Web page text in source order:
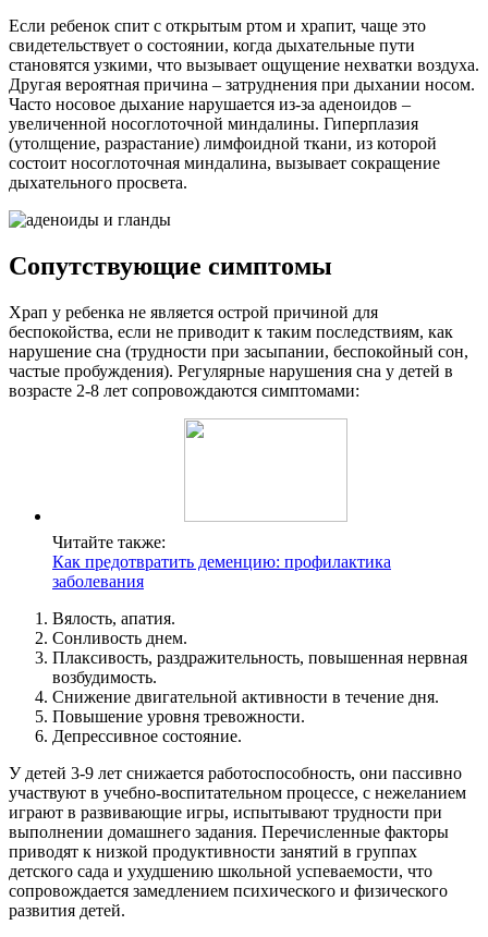
Если ребенок спит с открытым ртом и храпит, чаще это
свидетельствует о состоянии, когда дыхательные пути
становятся узкими, что вызывает ощущение нехватки воздуха.
Другая вероятная причина – затруднения при дыхании носом.
Часто носовое дыхание нарушается из-за аденоидов –
увеличенной носоглоточной миндалины. Гиперплазия
(утолщение, разрастание) лимфоидной ткани, из которой
состоит носоглоточная миндалина, вызывает сокращение
дыхательного просвета.
Сопутствующие симптомы
Храп у ребенка не является острой причиной для
беспокойства, если не приводит к таким последствиям, как
нарушение сна (трудности при засыпании, беспокойный сон,
частые пробуждения). Регулярные нарушения сна у детей в
возрасте 2-8 лет сопровождаются симптомами:
Читайте также:
Как предотвратить деменцию: профилактика
заболевания
Вялость, апатия.
Сонливость днем.
Плаксивость, раздражительность, повышенная нервная
возбудимость.
Снижение двигательной активности в течение дня.
Повышение уровня тревожности.
Депрессивное состояние.
У детей 3-9 лет снижается работоспособность, они пассивно
участвуют в учебно-воспитательном процессе, с нежеланием
играют в развивающие игры, испытывают трудности при
выполнении домашнего задания. Перечисленные факторы
приводят к низкой продуктивности занятий в группах
детского сада и ухудшению школьной успеваемости, что
сопровождается замедлением психического и физического
развития детей.